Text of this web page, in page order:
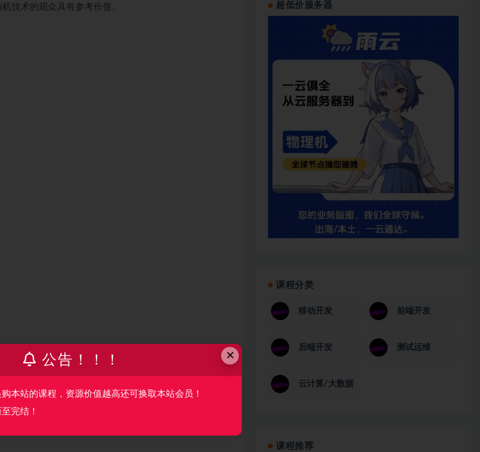
技术的观众具有参考价值。
超低价服务器
课程分类
移动开发 前端开发
后端开发 测试运维
云计算/大数据
课程推荐
×
公告！！！
本站的课程，资源价值越高还可换取本站会员！
完结！